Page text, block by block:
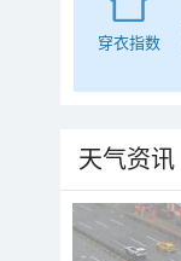
穿衣指数
天气资讯